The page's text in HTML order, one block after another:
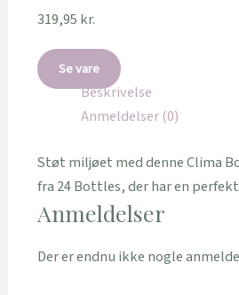
319,95 kr.
Se vare
Beskrivelse
Anmeldelser (0)
Støt miljøet med denne Clima
fra 24 Bottles, der har en
Anmeldelser
Der er endnu ikke nogle